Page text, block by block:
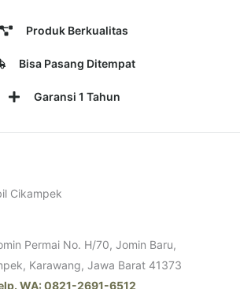
Produk Berkualitas
Bisa Pasang Ditempat
Garansi 1 Tahun
Cikampek
Permai No. H/70, Jomin Baru,
Karawang, Jawa Barat 41373
WA: 0821-2691-6512